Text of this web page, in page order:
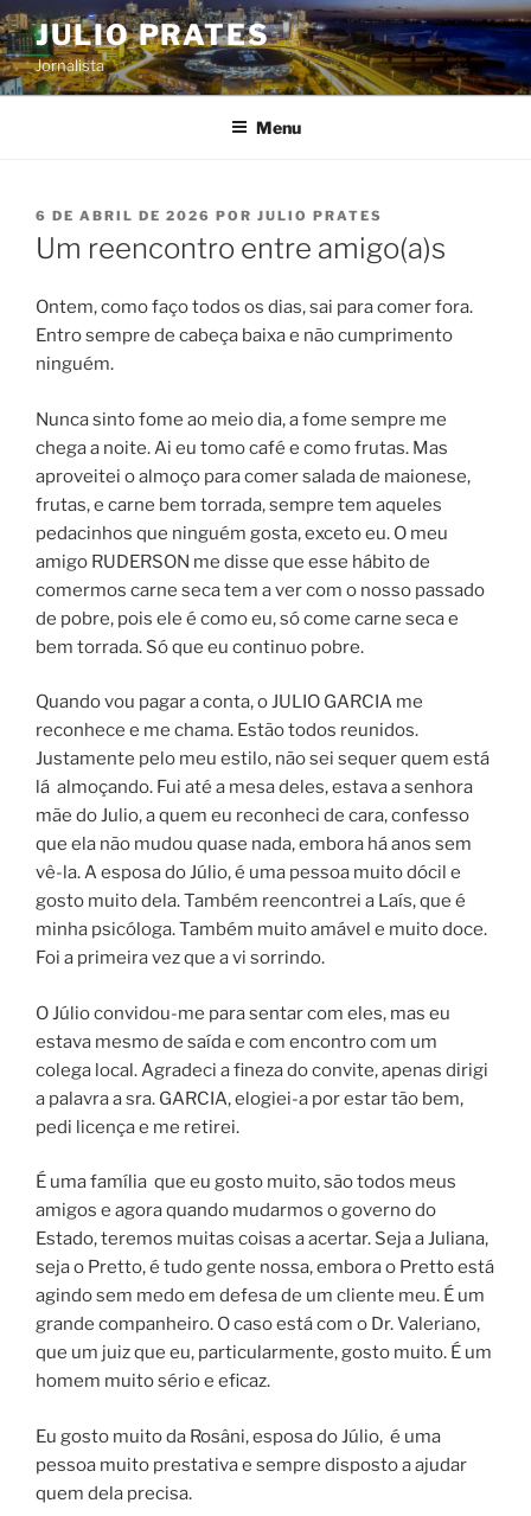
Pular
para
o
conteúdo
JULIO PRATES
Jornalista
Menu
PUBLICADO
EM
6 DE ABRIL DE 2026 POR JULIO PRATES
Um reencontro entre amigo(a)s
Ontem, como faço todos os dias, sai para comer fora.
Entro sempre de cabeça baixa e não cumprimento
ninguém.
Nunca sinto fome ao meio dia, a fome sempre me
chega a noite. Ai eu tomo café e como frutas. Mas
aproveitei o almoço para comer salada de maionese,
frutas, e carne bem torrada, sempre tem aqueles
pedacinhos que ninguém gosta, exceto eu. O meu
amigo RUDERSON me disse que esse hábito de
comermos carne seca tem a ver com o nosso passado
de pobre, pois ele é como eu, só come carne seca e
bem torrada. Só que eu continuo pobre.
Quando vou pagar a conta, o JULIO GARCIA me
reconhece e me chama. Estão todos reunidos.
Justamente pelo meu estilo, não sei sequer quem está
lá almoçando. Fui até a mesa deles, estava a senhora
mãe do Julio, a quem eu reconheci de cara, confesso
que ela não mudou quase nada, embora há anos sem
vê-la. A esposa do Júlio, é uma pessoa muito dócil e
gosto muito dela. Também reencontrei a Laís, que é
minha psicóloga. Também muito amável e muito doce.
Foi a primeira vez que a vi sorrindo.
O Júlio convidou-me para sentar com eles, mas eu
estava mesmo de saída e com encontro com um
colega local. Agradeci a fineza do convite, apenas dirigi
a palavra a sra. GARCIA, elogiei-a por estar tão bem,
pedi licença e me retirei.
É uma família que eu gosto muito, são todos meus
amigos e agora quando mudarmos o governo do
Estado, teremos muitas coisas a acertar. Seja a Juliana,
seja o Pretto, é tudo gente nossa, embora o Pretto está
agindo sem medo em defesa de um cliente meu. É um
grande companheiro. O caso está com o Dr. Valeriano,
que um juiz que eu, particularmente, gosto muito. É um
homem muito sério e eficaz.
Eu gosto muito da Rosâni, esposa do Júlio, é uma
pessoa muito prestativa e sempre disposto a ajudar
quem dela precisa.